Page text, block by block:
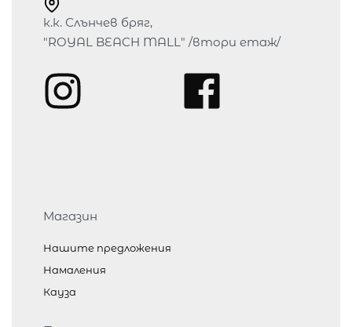
к.к. Слънчев бряг,
"ROYAL BEACH MALL" /втори етаж/
Магазин
Нашите предложения
Намаления
Кауза